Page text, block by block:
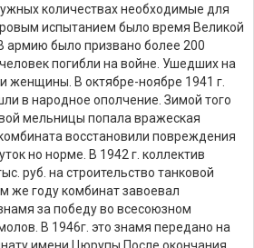
количествах необходимые для
испытанием было время Великой
армию было призвано более 200
погибли на войне. Ушедших на
женщины. В октябре-ноябре 1941 г.
в народное ополчение. Зимой того
мельницы попала вражеская
восстановили повреждения
но норме. В 1942 г. коллектив
руб. на строительство танковой
же году комбинат завоевал
за победу во всесоюзном
В 1946г. это знамя передано на